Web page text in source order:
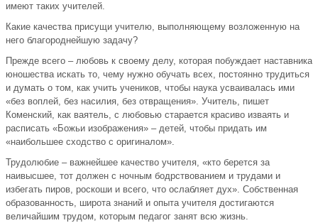
имеют таких учителей.
Какие качества присущи учителю, выполняющему возложенную на
него благороднейшую задачу?
Прежде всего – любовь к своему делу, которая побуждает наставника
юношества искать то, чему нужно обучать всех, постоянно трудиться
и думать о том, как учить учеников, чтобы наука усваивалась ими
«без воплей, без насилия, без отвращения». Учитель, пишет
Коменский, как ваятель, с любовью старается красиво изваять и
расписать «Божьи изображения» – детей, чтобы придать им
«наибольшее сходство с оригиналом».
Трудолюбие – важнейшее качество учителя, «кто берется за
наивысшее, тот должен с ночным бодрствованием и трудами и
избегать пиров, роскоши и всего, что ослабляет дух». Собственная
образованность, широта знаний и опыта учителя достигаются
величайшим трудом, которым педагог занят всю жизнь.